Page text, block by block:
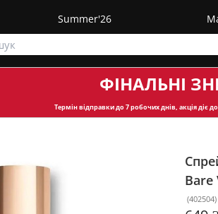
Summer'26
ФІНАЛЬНІ
Термін відправкидо 7 робочих днів, акція діє
Bare
(402504)